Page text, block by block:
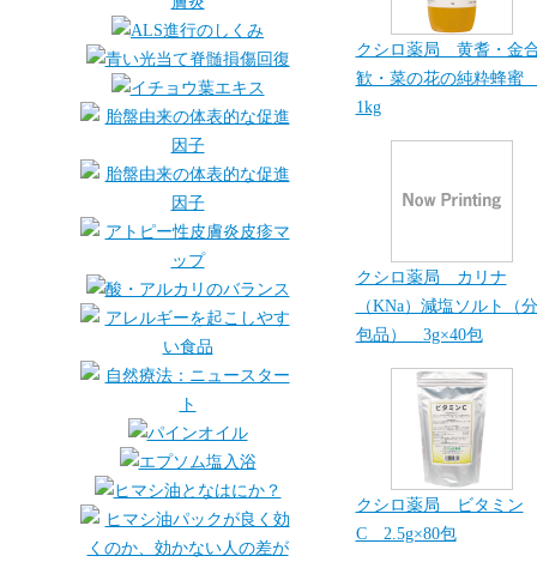
クシロ薬局 黄耆・金
歓・菜の花の純粋蜂
1kg
クシロ薬局 カリナ
（KNa）減塩ソルト（分
包品） 3g×40包
クシロ薬局 ビタミン
C 2.5g×80包